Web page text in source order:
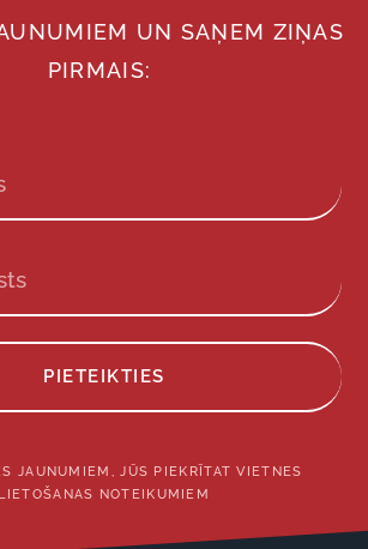
UN SAŅEM ZIŅAS
PIRMAIS:
PIETEIKTIES
JAUNUMIEM, JŪS PIEKRĪTAT VIETNES
LIETOŠANAS NOTEIKUMIEM